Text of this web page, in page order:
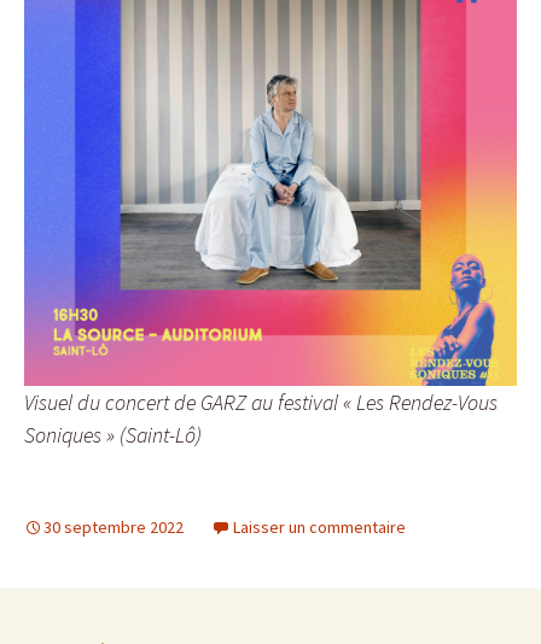
Visuel du concert de GARZ au festival « Les Rendez-Vous
Soniques » (Saint-Lô)
30 septembre 2022 Laisser un commentaire